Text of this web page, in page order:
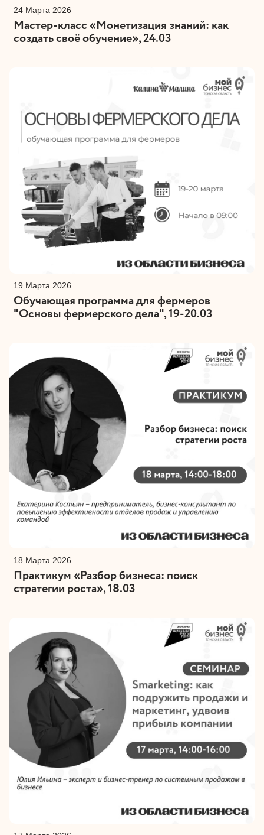
24 Марта 2026
Мастер-класс «Монетизация знаний: как
создать своё обучение», 24.03
19 Марта 2026
Обучающая программа для фермеров
"Основы фермерского дела", 19-20.03
18 Марта 2026
Практикум «Разбор бизнеса: поиск
стратегии роста», 18.03